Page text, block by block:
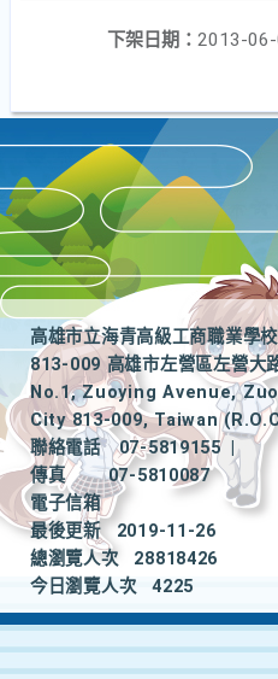
下架日期： 2013-
高雄市立海青高級工商職業學校
813-009 高雄市左營區左營大
No.1, Zuoying Avenue,
City 813-009, Taiwan
聯絡電話
07-5819155
|
傳真
07-5810087
電子信箱
最後更新
2019-11-26
總瀏覽人次
28818426
今日瀏覽人次
4225